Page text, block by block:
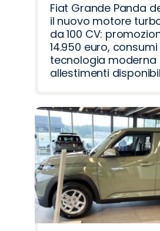
Fiat Grande Panda
il nuovo motore
da 100 CV:
14.950 euro,
tecnologia moderna
allestimenti